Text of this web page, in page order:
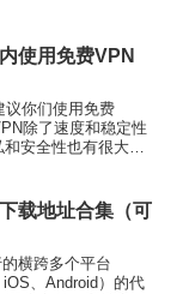
使用免费VPN
议你们使用免费
除了速度和稳定性
安全性也有很大的
球30个最受欢迎的
载地址合集（可
横跨多个平台
iOS、Android）的代